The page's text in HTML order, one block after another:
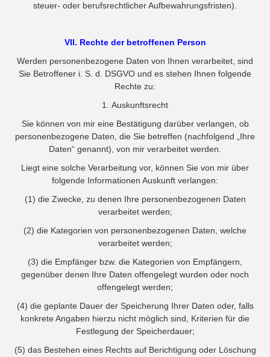
steuer- oder berufsrechtlicher Aufbewahrungsfristen).
VII. Rechte der betroffenen Person
Werden personenbezogene Daten von Ihnen verarbeitet, sind
Sie Betroffener i. S. d. DSGVO und es stehen Ihnen folgende
Rechte zu:
1. Auskunftsrecht
Sie können von mir eine Bestätigung darüber verlangen, ob
personenbezogene Daten, die Sie betreffen (nachfolgend „Ihre
Daten“ genannt), von mir verarbeitet werden.
Liegt eine solche Verarbeitung vor, können Sie von mir über
folgende Informationen Auskunft verlangen:
(1) die Zwecke, zu denen Ihre personenbezogenen Daten
verarbeitet werden;
(2) die Kategorien von personenbezogenen Daten, welche
verarbeitet werden;
(3) die Empfänger bzw. die Kategorien von Empfängern,
gegenüber denen Ihre Daten offengelegt wurden oder noch
offengelegt werden;
(4) die geplante Dauer der Speicherung Ihrer Daten oder, falls
konkrete Angaben hierzu nicht möglich sind, Kriterien für die
Festlegung der Speicherdauer;
(5) das Bestehen eines Rechts auf Berichtigung oder Löschung